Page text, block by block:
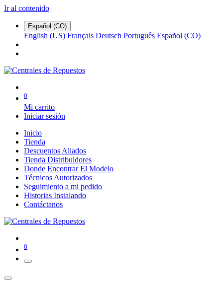
Ir al contenido
Español (CO)
English (US) Français Deutsch Português Español (CO)
0
Mi carrito
Iniciar sesión
Inicio
Tienda
Descuentos Aliados
Tienda Distribuidores
Donde Encontrar El Modelo
Técnicos Autorizados
Seguimiento a mi pedido
Historias Instalando
Contáctanos
0